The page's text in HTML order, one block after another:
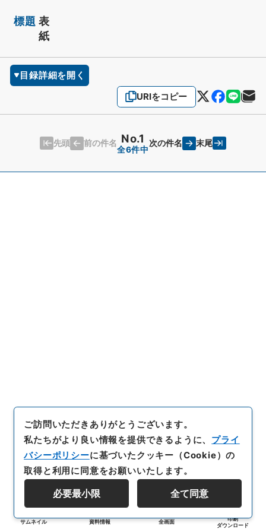
標題 表
紙
目録詳細を開く
URIをコピー
先頭 前の件名 No.1
全6件中
次の件名 末尾
サムネイル 資料情報 全画面
印刷
ダウンロード
ご訪問いただきありがとうございます。
私たちがより良い情報を提供できるように、 プライ
バシーポリシーに基づいたクッキー（Cookie）の
取得と利用に同意をお願いいたします。
必要最小限 全て同意